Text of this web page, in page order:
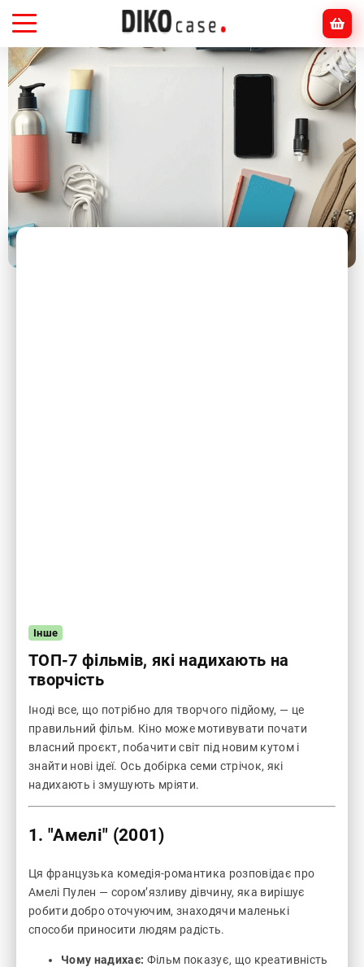
Головна ТОП-7 фільмів, які надихають на творчість
Інше
ТОП-7 фільмів, які надихають на
творчість
Іноді все, що потрібно для творчого підйому, — це
правильний фільм. Кіно може мотивувати почати
власний проєкт, побачити світ під новим кутом і
знайти нові ідеї. Ось добірка семи стрічок, які
надихають і змушують мріяти.
1. "Амелі" (2001)
Ця французька комедія-романтика розповідає про
Амелі Пулен — сором’язливу дівчину, яка вирішує
робити добро оточуючим, знаходячи маленькі
способи приносити людям радість.
Чому надихає: Фільм показує, що креативність